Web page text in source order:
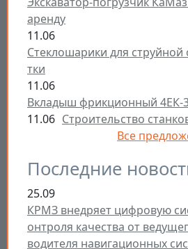
аренду
11.06
Стеклошарики для струйной
тки
11.06
Вкладыш фрикционный 4ЕК-
11.06 Строительство
Все
Последние
25.09
КРМЗ внедряет цифровую
онтроля качества от
водителя навигационных